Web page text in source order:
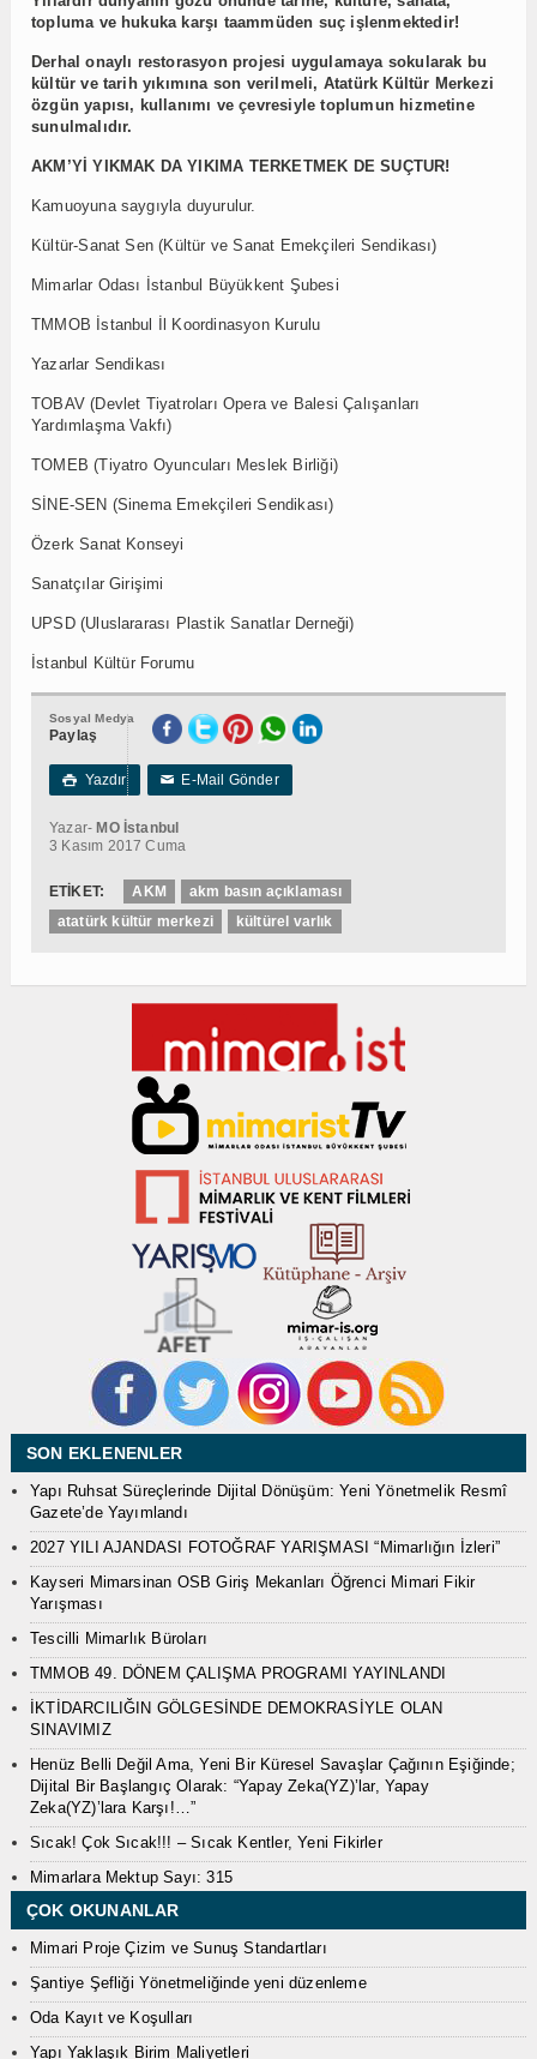
topluma ve hukuka karşı taammüden suç işlenmektedir!
Derhal onaylı restorasyon projesi uygulamaya sokularak bu
kültür ve tarih yıkımına son verilmeli, Atatürk Kültür Merkezi
özgün yapısı, kullanımı ve çevresiyle toplumun hizmetine
sunulmalıdır.
AKM’Yİ YIKMAK DA YIKIMA TERKETMEK DE SUÇTUR!
Kamuoyuna saygıyla duyurulur.
Kültür-Sanat Sen (Kültür ve Sanat Emekçileri Sendikası)
Mimarlar Odası İstanbul Büyükkent Şubesi
TMMOB İstanbul İl Koordinasyon Kurulu
Yazarlar Sendikası
TOBAV (Devlet Tiyatroları Opera ve Balesi Çalışanları
Yardımlaşma Vakfı)
TOMEB (Tiyatro Oyuncuları Meslek Birliği)
SİNE-SEN (Sinema Emekçileri Sendikası)
Özerk Sanat Konseyi
Sanatçılar Girişimi
UPSD (Uluslararası Plastik Sanatlar Derneği)
İstanbul Kültür Forumu
Sosyal Medya
Paylaş
 Yazdır ✉E-Mail Gönder
Yazar- MO İstanbul
3 Kasım 2017 Cuma
ETİKET: AKM
akm basın açıklaması
atatürk kültür merkezi
kültürel varlık
SON EKLENENLER
Yapı Ruhsat Süreçlerinde Dijital Dönüşüm: Yeni Yönetmelik Resmî
Gazete’de Yayımlandı
2027 YILI AJANDASI FOTOĞRAF YARIŞMASI “Mimarlığın İzleri”
Kayseri Mimarsinan OSB Giriş Mekanları Öğrenci Mimari Fikir
Yarışması
Tescilli Mimarlık Büroları
TMMOB 49. DÖNEM ÇALIŞMA PROGRAMI YAYINLANDI
İKTİDARCILIĞIN GÖLGESİNDE DEMOKRASİYLE OLAN
SINAVIMIZ
Henüz Belli Değil Ama, Yeni Bir Küresel Savaşlar Çağının Eşiğinde;
Dijital Bir Başlangıç Olarak: “Yapay Zeka(YZ)’lar, Yapay
Zeka(YZ)’lara Karşı!…”
Sıcak! Çok Sıcak!!! – Sıcak Kentler, Yeni Fikirler
Mimarlara Mektup Sayı: 315
ÇOK OKUNANLAR
Mimari Proje Çizim ve Sunuş Standartları
Şantiye Şefliği Yönetmeliğinde yeni düzenleme
Oda Kayıt ve Koşulları
Yapı Yaklaşık Birim Maliyetleri